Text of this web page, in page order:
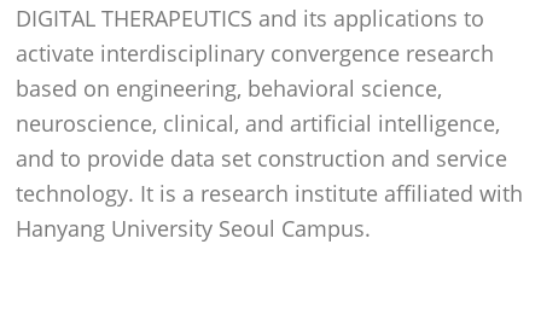
DIGITAL THERAPEUTICS and its applications to
activate interdisciplinary convergence research
based on engineering, behavioral science,
neuroscience, clinical, and artificial intelligence,
and to provide data set construction and service
technology. It is a research institute affiliated with
Hanyang University Seoul Campus.